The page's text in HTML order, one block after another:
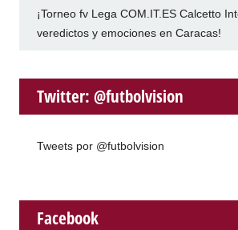
¡Torneo fv Lega COM.IT.ES Calcetto
veredictos y emociones en Caracas!
Twitter: @futbolvision
Tweets por @futbolvision
Facebook